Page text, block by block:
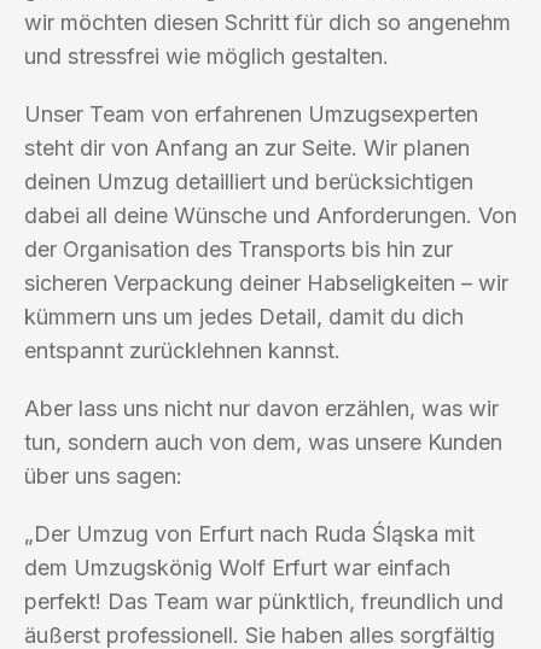
wir möchten diesen Schritt für dich so angenehm
und stressfrei wie möglich gestalten.
Unser Team von erfahrenen Umzugsexperten
steht dir von Anfang an zur Seite. Wir planen
deinen Umzug detailliert und berücksichtigen
dabei all deine Wünsche und Anforderungen. Von
der Organisation des Transports bis hin zur
sicheren Verpackung deiner Habseligkeiten – wir
kümmern uns um jedes Detail, damit du dich
entspannt zurücklehnen kannst.
Aber lass uns nicht nur davon erzählen, was wir
tun, sondern auch von dem, was unsere Kunden
über uns sagen:
„Der Umzug von Erfurt nach Ruda Śląska mit
dem Umzugskönig Wolf Erfurt war einfach
perfekt! Das Team war pünktlich, freundlich und
äußerst professionell. Sie haben alles sorgfältig